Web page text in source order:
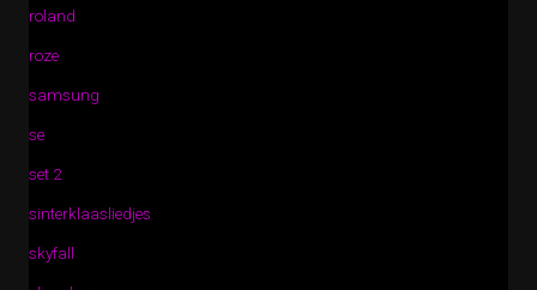
roland
roze
samsung
se
set 2
sinterklaasliedjes
skyfall